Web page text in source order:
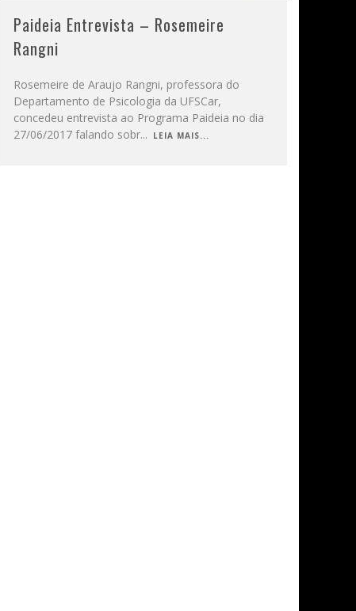
Paideia Entrevista – Rosemeire
Rangni
Rosemeire de Araujo Rangni, professora do
Departamento de Psicologia da UFSCar,
concedeu entrevista ao Programa Paideia no dia
27/06/2017 falando sobr... LEIA MAIS...